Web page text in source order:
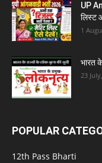
UP
लिस्ट
1
भारत
23
POPULAR
12th Pass Bharti